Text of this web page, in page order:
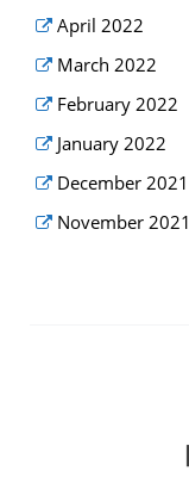
April 2022
March 2022
February 2022
January 2022
December 2021
November 2021